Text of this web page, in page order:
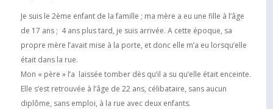
Je suis le 2ème enfant de la famille ; ma mère a eu une fille à l’âge
de 17 ans ; 4 ans plus tard, je suis arrivée. A cette époque, sa
propre mère l’avait mise à la porte, et donc elle m’a eu lorsqu’elle
était dans la rue.
Mon « père » l’a laissée tomber dès qu’il a su qu’elle était enceinte.
Elle s’est retrouvée à l’âge de 22 ans, célibataire, sans aucun
diplôme, sans emploi, à la rue avec deux enfants.